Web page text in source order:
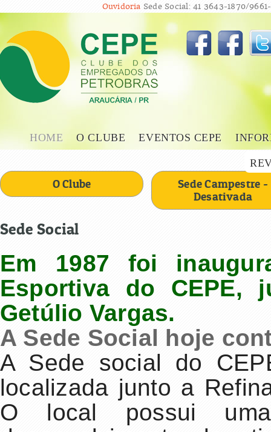
Ouvidoria Sede Social: 41 3643-1870/
HOME O CLUBE EVENTOS CEPE
O Clube
Sede Campestre -
Desativada
Sede Social
Em 1987 foi
Esportiva do CEPE,
Getúlio Vargas.
A Sede Social hoje
A Sede social do
localizada junto a
O local possui